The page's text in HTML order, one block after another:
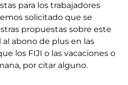
para los trabajadores
solicitado que se
propuestas sobre este
abono de plus en las
los FIJI o las vacaciones o
por citar alguno.